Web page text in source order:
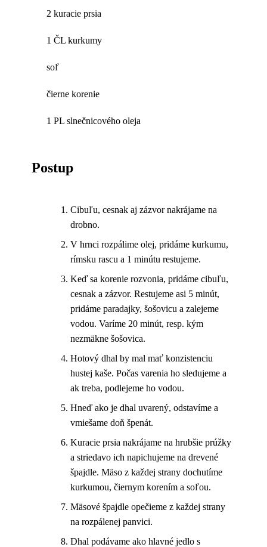
2 kuracie prsia
1 ČL kurkumy
soľ
čierne korenie
1 PL slnečnicového oleja
Postup
Cibuľu, cesnak aj zázvor nakrájame na
drobno.
V hrnci rozpálime olej, pridáme kurkumu,
rímsku rascu a 1 minútu restujeme.
Keď sa korenie rozvonia, pridáme cibuľu,
cesnak a zázvor. Restujeme asi 5 minút,
pridáme paradajky, šošovicu a zalejeme
vodou. Varíme 20 minút, resp. kým
nezmäkne šošovica.
Hotový dhal by mal mať konzistenciu
hustej kaše. Počas varenia ho sledujeme a
ak treba, podlejeme ho vodou.
Hneď ako je dhal uvarený, odstavíme a
vmiešame doň špenát.
Kuracie prsia nakrájame na hrubšie prúžky
a striedavo ich napichujeme na drevené
špajdle. Mäso z každej strany dochutíme
kurkumou, čiernym korením a soľou.
Mäsové špajdle opečieme z každej strany
na rozpálenej panvici.
Dhal podávame ako hlavné jedlo s